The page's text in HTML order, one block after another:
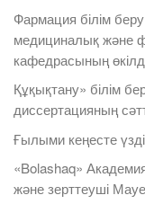
Фармация білім
медициналық және
кафедрасының
Құқықтану» білім
диссертацияның
Ғылыми кеңесте
«Bolashaq»
және зерттеуші